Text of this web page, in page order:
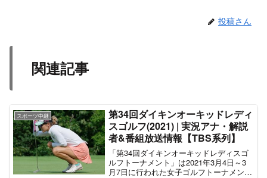
投稿さん
関連記事
スポーツ中継
第34回ダイキンオーキッドレディ
スゴルフ(2021) | 実況アナ・解説
者&番組放送情報【TBS系列】
「第34回ダイキンオーキッドレディスゴ
ルフトーナメント」は2021年3月4日～3
月7日に行われた女子ゴルフトーナメン